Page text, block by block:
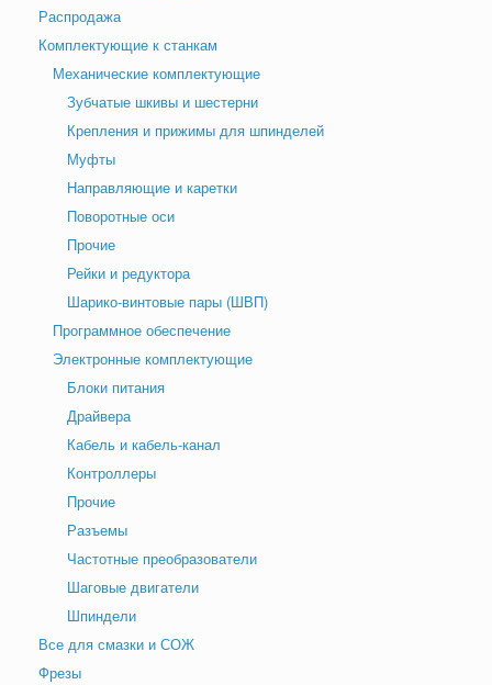
Распродажа
Комплектующие к станкам
Механические комплектующие
Зубчатые шкивы и шестерни
Крепления и прижимы для шпинделей
Муфты
Направляющие и каретки
Поворотные оси
Прочие
Рейки и редуктора
Шарико-винтовые пары (ШВП)
Программное обеспечение
Электронные комплектующие
Блоки питания
Драйвера
Кабель и кабель-канал
Контроллеры
Прочие
Разъемы
Частотные преобразователи
Шаговые двигатели
Шпиндели
Все для смазки и СОЖ
Фрезы